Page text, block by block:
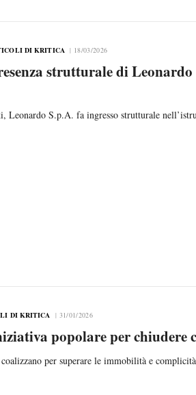
DI KRITICA 18/03/2026
strutturale di Leonardo
Leonardo S.p.A. fa ingresso strutturale
DI KRITICA 31/01/2026
popolare per chiudere
per superare le immobilità e